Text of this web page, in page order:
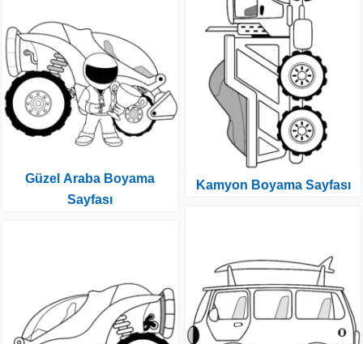
Güzel Araba Boyama
Sayfası
Kamyon Boyama Sayfası